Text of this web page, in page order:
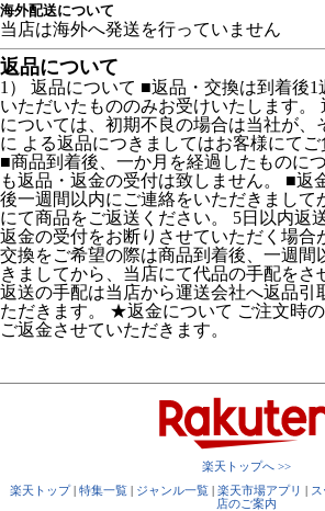
海外配送について
当店は海外へ発送を行っていません
返品について
1） 返品について ■返品・交換は到着後
いただいたもののみお受けいたします。
については、初期不良の場合は当社が、
に よる返品につきましてはお客様にてご
■商品到着後、一か月を経過したものに
も返品・返金の受付は致しません。 ■返
後一週間以内にご連絡をいただきまして
にて商品をご返送ください。 5日以内返
返金の受付をお断りさせていただく場合
交換をご希望の際は商品到着後、一週間
きましてから、当店にて代品の手配をさ
返送の手配は当店から運送会社へ返品引
ただきます。 ★返金について ご注文時
ご返金させていただきます。
楽天トップへ >>
楽天トップ| 特集一覧 | ジャンル一覧 | 楽天市場アプリ |
店のご案内